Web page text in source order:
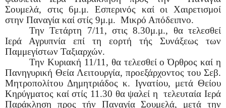
Σουμελά, στις 6μ.μ. Εσπερινός καί οι Χαιρετισμοί
στην Παναγία καί στίς 9μ.μ. Μικρό Απόδειπνο.
Την Τετάρτη 7/11, στις 8.30μ.μ., θα τελεσθεί
Ιερά Αγρυπνία επί τη εορτή τής Συνάξεως των
Παμμεγίστων Ταξιαρχών.
Την Κυριακή 11/11, θα τελεσθεί ο Όρθρος καί η
Πανηγυρική Θεία Λειτουργία, προεξάρχοντος του Σεβ.
Μητροπολίτου Δημητριάδος κ. Ιγνατίου, μετά Θείου
Κηρύγματος καί στίς 11.30 θα ψαλεί η τελευταία Ιερά
Παράκληση προς τήν Παναγία Σουμελά, μετά την